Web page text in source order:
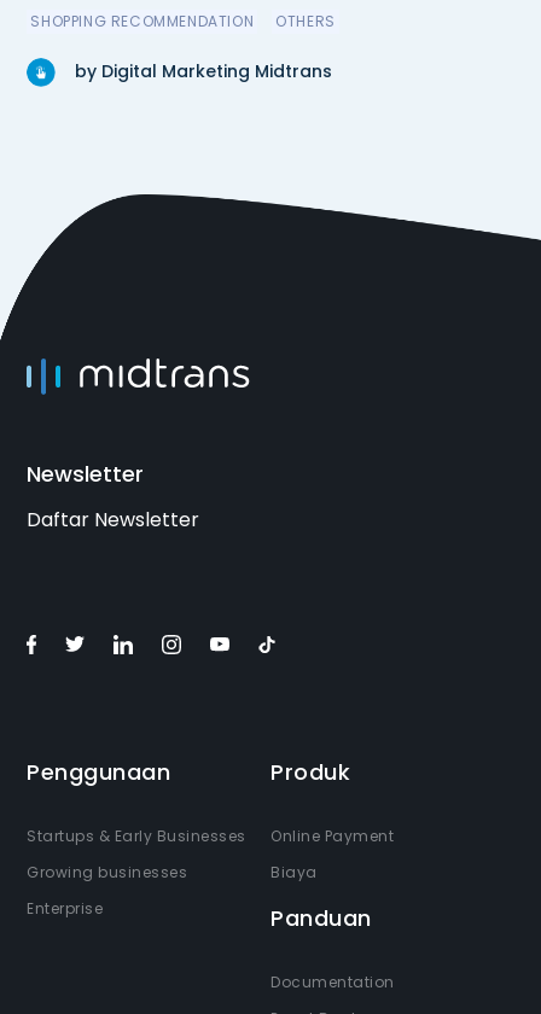
SHOPPING RECOMMENDATION OTHERS
by Digital Marketing Midtrans
Newsletter
Daftar Newsletter
Penggunaan
Startups & Early Businesses
Growing businesses
Enterprise
Produk
Online Payment
Biaya
Panduan
Documentation